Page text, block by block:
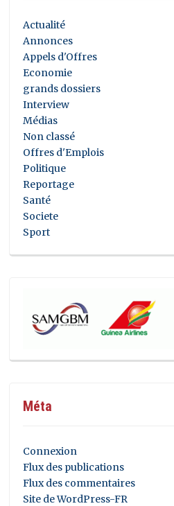
Actualité
Annonces
Appels d'Offres
Economie
grands dossiers
Interview
Médias
Non classé
Offres d'Emplois
Politique
Reportage
Santé
Societe
Sport
Méta
Connexion
Flux des publications
Flux des commentaires
Site de WordPress-FR